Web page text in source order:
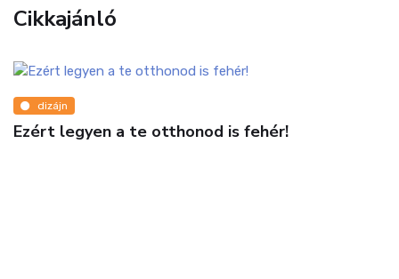
Cikkajánló
dizájn
Ezért legyen a te otthonod is fehér!